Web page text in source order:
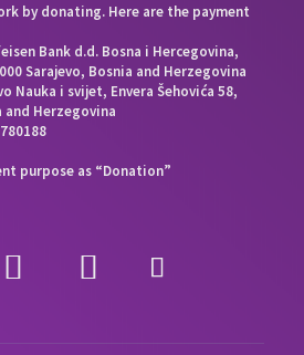
by donating. Here are the payment
Bank d.d. Bosna i Hercegovina,
Sarajevo, Bosnia and Herzegovina
Nauka i svijet, Envera Šehovića 58,
and Herzegovina
purpose as “Donation”